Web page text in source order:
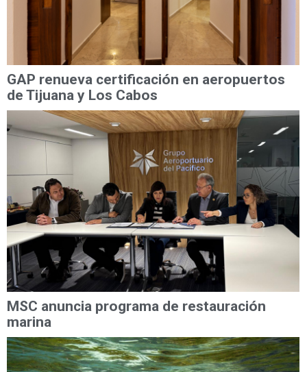
GAP renueva certificación en aeropuertos
de Tijuana y Los Cabos
MSC anuncia programa de restauración
marina